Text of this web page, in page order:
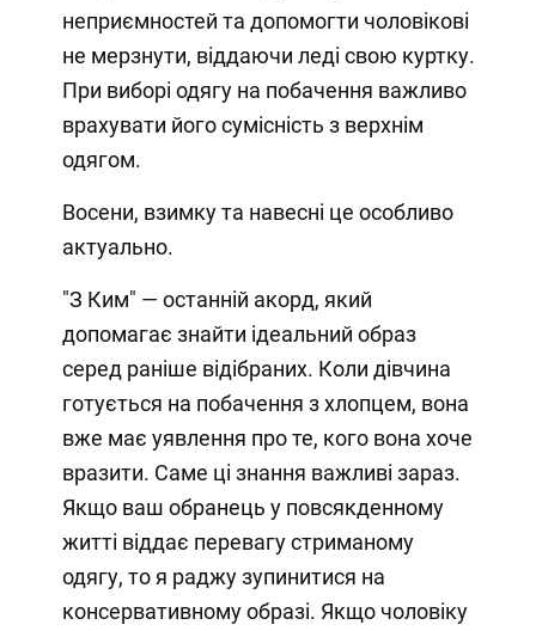
неприємностей та допомогти чоловікові
не мерзнути, віддаючи леді свою куртку.
При виборі одягу на побачення важливо
врахувати його сумісність з верхнім
одягом.
Восени, взимку та навесні це особливо
актуально.
"З Ким" — останній акорд, який
допомагає знайти ідеальний образ
серед раніше відібраних. Коли дівчина
готується на побачення з хлопцем, вона
вже має уявлення про те, кого вона хоче
вразити. Саме ці знання важливі зараз.
Якщо ваш обранець у повсякденному
житті віддає перевагу стриманому
одягу, то я раджу зупинитися на
консервативному образі. Якщо чоловіку